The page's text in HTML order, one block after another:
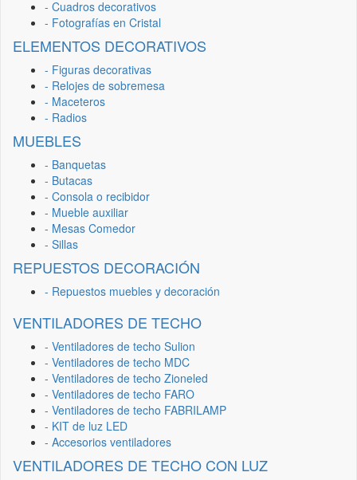
- Cuadros decorativos
- Fotografías en Cristal
ELEMENTOS DECORATIVOS
- Figuras decorativas
- Relojes de sobremesa
- Maceteros
- Radios
MUEBLES
- Banquetas
- Butacas
- Consola o recibidor
- Mueble auxiliar
- Mesas Comedor
- Sillas
REPUESTOS DECORACIÓN
- Repuestos muebles y decoración
VENTILADORES DE TECHO
- Ventiladores de techo Sulion
- Ventiladores de techo MDC
- Ventiladores de techo Zioneled
- Ventiladores de techo FARO
- Ventiladores de techo FABRILAMP
- KIT de luz LED
- Accesorios ventiladores
VENTILADORES DE TECHO CON LUZ